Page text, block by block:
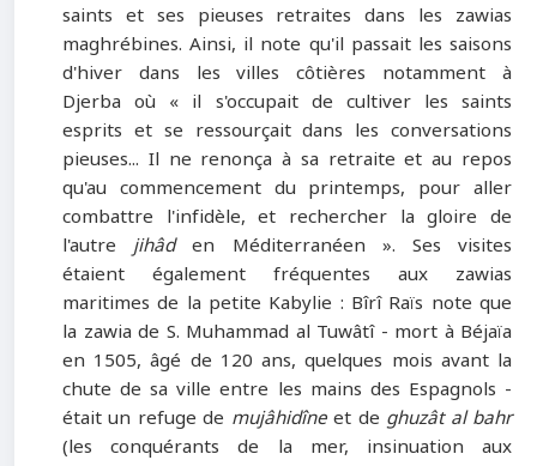
saints et ses pieuses retraites dans les zawias
maghrébines. Ainsi, il note qu'il passait les saisons
d'hiver dans les villes côtières notamment à
Djerba où « il s'occupait de cultiver les saints
esprits et se ressourçait dans les conversations
pieuses... Il ne renonça à sa retraite et au repos
qu'au commencement du printemps, pour aller
combattre l'infidèle, et rechercher la gloire de
l'autrejihâden Méditerranéen ». Ses visites
étaient également fréquentes aux zawias
maritimes de la petite Kabylie : Bîrî Raïs note que
la zawia de S. Muhammad al Tuwâtî - mort à Béjaïa
en 1505, âgé de 120 ans, quelques mois avant la
chute de sa ville entre les mains des Espagnols -
était un refuge de mujâhidîneet de ghuzât al bahr
(les conquérants de la mer, insinuation aux